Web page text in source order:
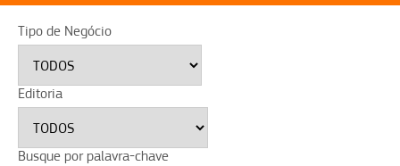
Tipo de Negócio
Editoria
Busque por palavra-chave